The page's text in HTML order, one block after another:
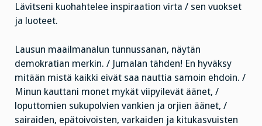
Lävitseni kuohahtelee inspiraation virta / sen vuokset
ja luoteet.
Lausun maailmanalun tunnussanan, näytän
demokratian merkin. / Jumalan tähden! En hyväksy
mitään mistä kaikki eivät saa nauttia samoin ehdoin. /
Minun kauttani monet mykät viipyilevät äänet, /
loputtomien sukupolvien vankien ja orjien äänet, /
sairaiden, epätoivoisten, varkaiden ja kitukasvuisten